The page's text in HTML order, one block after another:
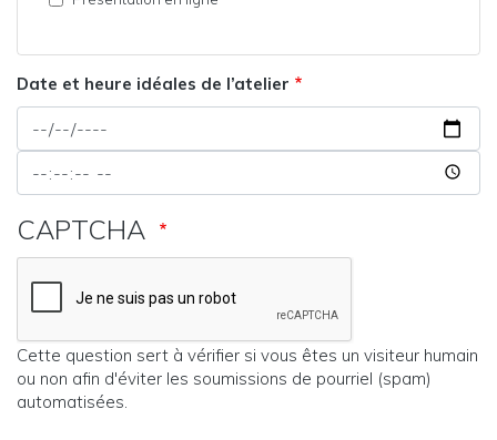
Date et heure idéales de l’atelier
Date
idéales
l’atelier:
Date
idéales
de
l’atelier:
CAPTCHA
Cette question sert à vérifier si vous êtes un visiteur humain
ou non afin d'éviter les soumissions de pourriel (spam)
automatisées.